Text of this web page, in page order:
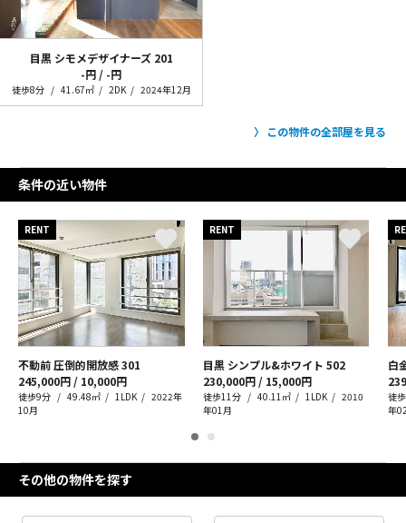
目黒 シモメデザイナーズ 201
-円 / -円
徒歩8分 41.67㎡ 2DK 2024年12月
この物件の全部屋を見る
条件の近い物件
RENT
不動前 圧倒的開放感301
245,000円 / 10,000円
徒歩9分 49.48㎡ 1LDK
2022年
10月
RENT
目黒 シンプル&ホワイト 502
230,000円 / 15,000円
徒歩11分 40.11㎡ 1LDK
2010
年01月
白
徒
年
その他の物件を探す